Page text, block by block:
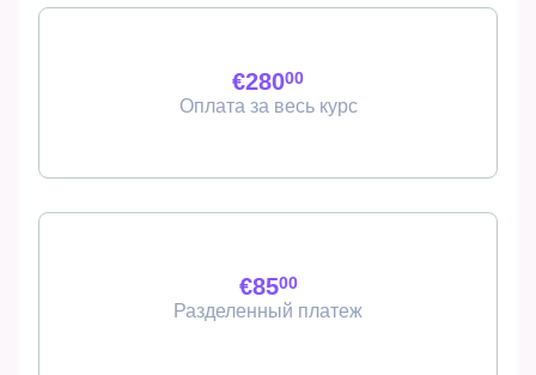
€28000
Оплата за весь курс
€8500
Разделенный платеж